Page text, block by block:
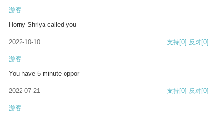
游客
Horny Shriya called you
2022-10-10 支持[0] 反对[0]
游客
You have 5 minute oppor
2022-07-21 支持[0] 反对[0]
游客